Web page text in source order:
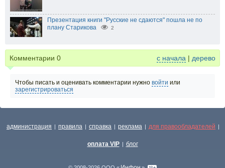
Презентация книги "Русские не сдаются" пошла не по
плану Старикова
2
Комментарии 0 с начала | дерево
Чтобы писать и оценивать комментарии нужно войти или
зарегистрироваться
администрация | правила | справка | реклама | для правообладателей |
оплата VIP | блог